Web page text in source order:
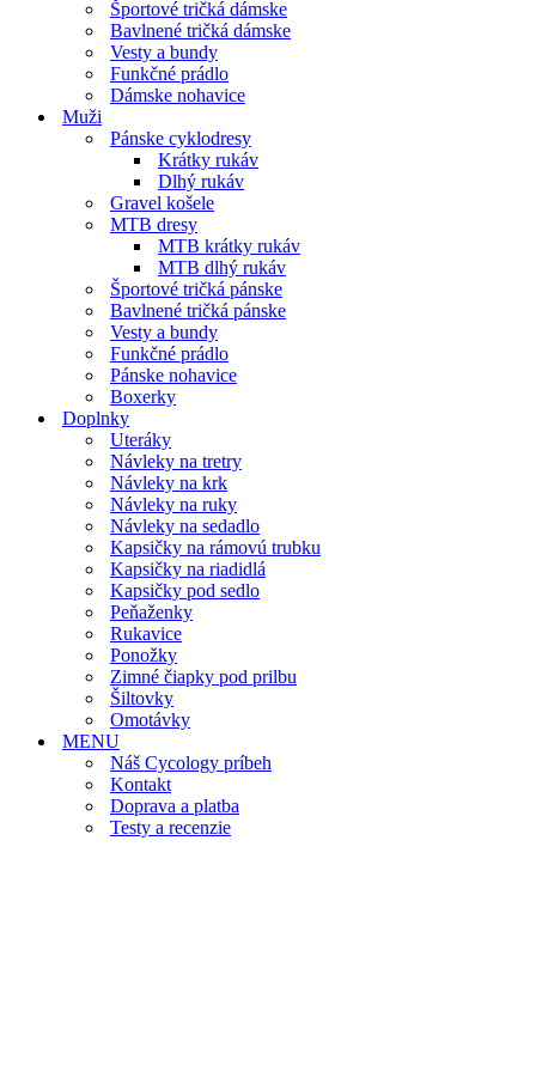
Športové tričká dámske
Bavlnené tričká dámske
Vesty a bundy
Funkčné prádlo
Dámske nohavice
Muži
Pánske cyklodresy
Krátky rukáv
Dlhý rukáv
Gravel košele
MTB dresy
MTB krátky rukáv
MTB dlhý rukáv
Športové tričká pánske
Bavlnené tričká pánske
Vesty a bundy
Funkčné prádlo
Pánske nohavice
Boxerky
Doplnky
Uteráky
Návleky na tretry
Návleky na krk
Návleky na ruky
Návleky na sedadlo
Kapsičky na rámovú trubku
Kapsičky na riadidlá
Kapsičky pod sedlo
Peňaženky
Rukavice
Ponožky
Zimné čiapky pod prilbu
Šiltovky
Omotávky
MENU
Náš Cycology príbeh
Kontakt
Doprava a platba
Testy a recenzie